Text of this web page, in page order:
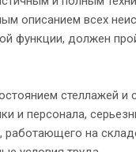
описанием всех
функции, должен
стеллажей
персонала,
на